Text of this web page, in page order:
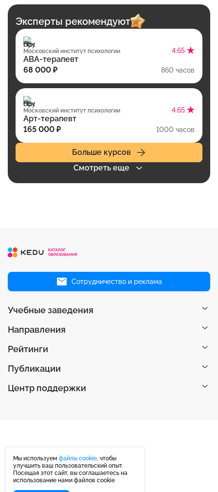
Эксперты рекомендуют
Московский институт психологии 4.65
АВА-терапевт
68 000 ₽
860 часов
Московский институт психологии 4.65
Арт-терапевт
165 000 ₽
1000 часов
Больше курсов
Смотреть еще
Сотрудничество и реклама
Учебные заведения
Направления
Рейтинги
Публикации
Центр поддержки
Мы используем файлы cookie, чтобы
улучшить ваш пользовательский опыт.
Посещая этот сайт, вы соглашаетесь на
использование нами файлов cookie